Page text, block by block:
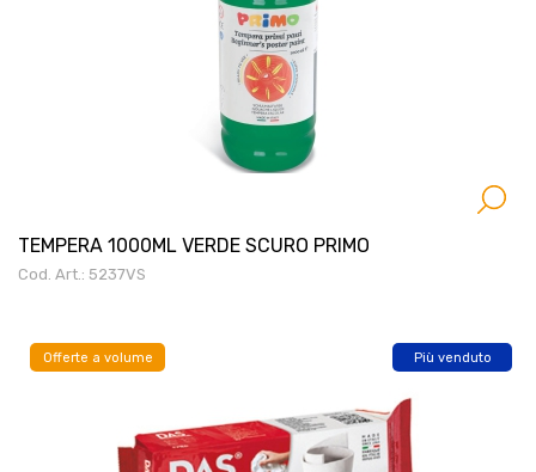
TEMPERA 1000ML VERDE SCURO PRIMO
Cod. Art.: 5237VS
Offerte a volume Più venduto